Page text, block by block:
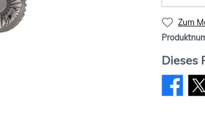
Zum
Dieses